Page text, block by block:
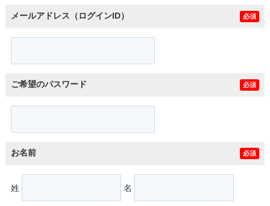
メールアドレス（ログインID） 必須
ご希望のパスワード 必須
お名前 必須
姓 名